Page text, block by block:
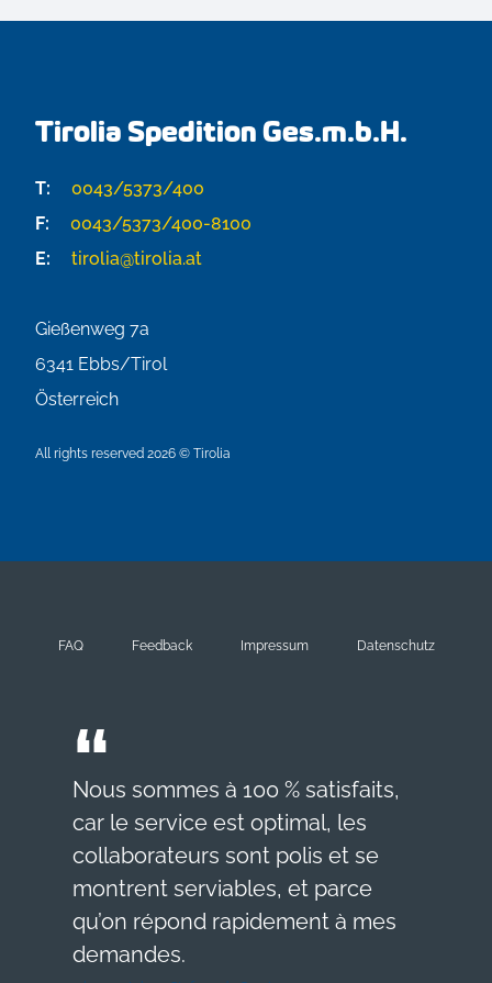
Tirolia Spedition Ges.m.b.H.
T:
0043/5373/400
F:
0043/5373/400-8100
E:
tirolia@tirolia.at
Gießenweg 7a
6341 Ebbs/Tirol
Österreich
All rights reserved 2026 © Tirolia
FAQ Feedback Impressum Datenschutz
Nous sommes à 100 % satisfaits,
car le service est optimal, les
collaborateurs sont polis et se
montrent serviables, et parce
qu’on répond rapidement à mes
demandes.